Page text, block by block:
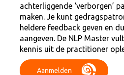
achterliggende ‘verborgen’
maken. Je kunt
heldere feedback geven en
aangeven. De NLP Master
kennis uit de practitioner
Aanmelden